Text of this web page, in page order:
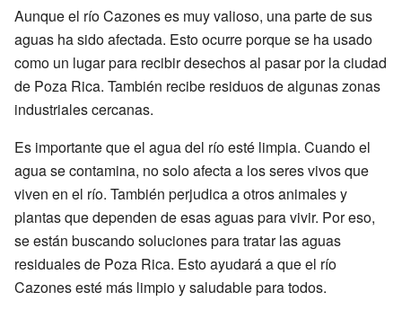
Aunque el río Cazones es muy valioso, una parte de sus
aguas ha sido afectada. Esto ocurre porque se ha usado
como un lugar para recibir desechos al pasar por la ciudad
de Poza Rica. También recibe residuos de algunas zonas
industriales cercanas.
Es importante que el agua del río esté limpia. Cuando el
agua se contamina, no solo afecta a los seres vivos que
viven en el río. También perjudica a otros animales y
plantas que dependen de esas aguas para vivir. Por eso,
se están buscando soluciones para tratar las aguas
residuales de Poza Rica. Esto ayudará a que el río
Cazones esté más limpio y saludable para todos.